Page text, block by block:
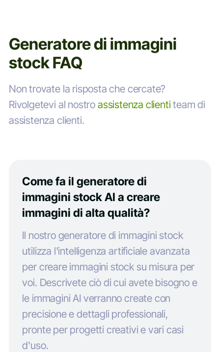
Generatore di immagini
stock FAQ
Non trovate la risposta che cercate?
Rivolgetevi al nostro assistenza clientiteam di
assistenza clienti.
Come fa il generatore di
immagini stock AI a creare
immagini di alta qualità?
Il nostro generatore di immagini stock
utilizza l'intelligenza artificiale avanzata
per creare immagini stock su misura per
voi. Descrivete ciò di cui avete bisogno e
le immagini AI verranno create con
precisione e dettagli professionali,
pronte per progetti creativi e vari casi
d'uso.